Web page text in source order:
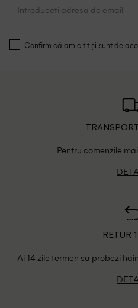
Confirm că am citit și sunt de
Pentru comenzile
RETUR
Ai 14 zile termen sa probezi